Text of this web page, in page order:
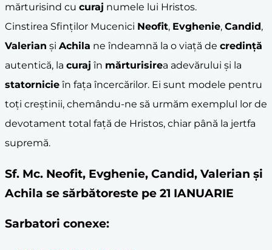
mărturisind cu curaj numele lui Hristos.
Cinstirea Sfinților Mucenici Neofit, Evghenie, Candid,
Valerian și Achila ne îndeamnă la o viață de credință
autentică, la curaj în mărturisirea adevărului și la
statornicie în fața încercărilor. Ei sunt modele pentru
toți creștinii, chemându-ne să urmăm exemplul lor de
devotament total față de Hristos, chiar până la jertfa
supremă.
Sf. Mc. Neofit, Evghenie, Candid, Valerian şi
Achila se sărbătoreste pe 21 IANUARIE
Sarbatori conexe: